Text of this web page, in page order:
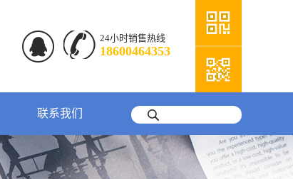
24小时销售热线
18600464353
联系我们